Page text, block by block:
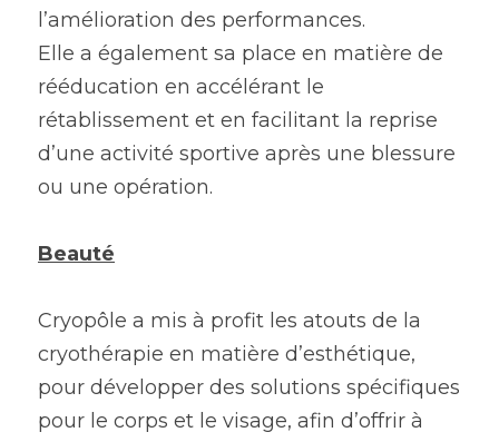
l’amélioration des performances.
Elle a également sa place en matière de
rééducation en accélérant le
rétablissement et en facilitant la reprise
d’une activité sportive après une blessure
ou une opération.
Beauté
Cryopôle a mis à profit les atouts de la
cryothérapie en matière d’esthétique,
pour développer des solutions spécifiques
pour le corps et le visage, afin d’offrir à